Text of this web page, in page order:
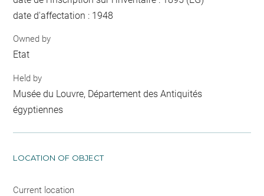
date d'affectation : 1948
Owned by
Etat
Held by
Musée du Louvre, Département des Antiquités
égyptiennes
LOCATION OF OBJECT
Current location